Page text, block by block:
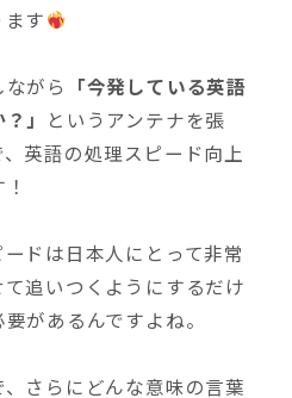
す
がら
「今発している英語
」
というアンテナを張
英語の処理スピード向上
ドは日本人にとって非常
追いつくようにするだけ
があるんですよね。
さらにどんな意味の言葉